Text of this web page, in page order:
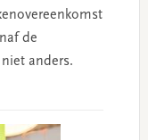
de
anders.